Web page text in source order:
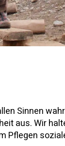
Sinnen
aus. Wir
Pflegen